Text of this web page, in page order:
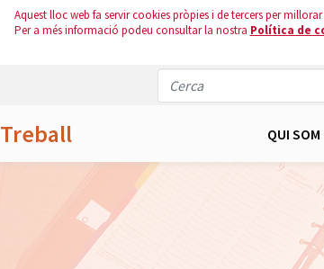
Aquest lloc web fa servir cookies pròpies i de tercers per
Per a més informació podeu consultar la nostra Política de
Treball QUI SOM